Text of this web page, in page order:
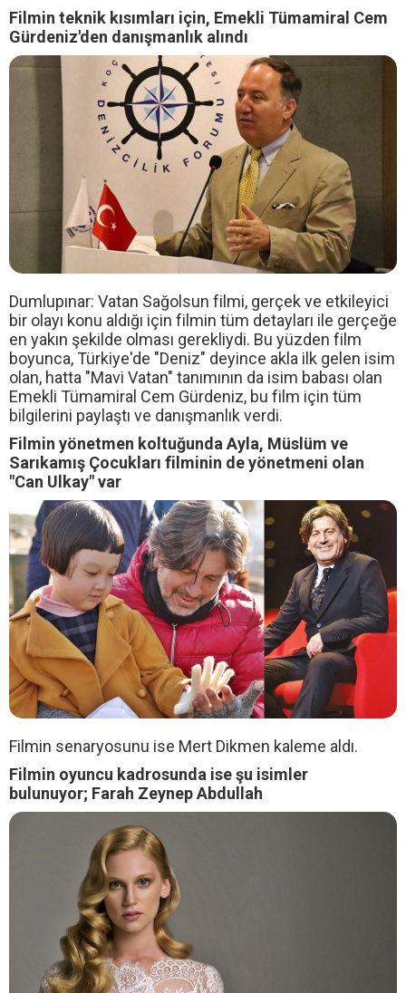
Filmin teknik kısımları için, Emekli Tümamiral Cem
Gürdeniz'den danışmanlık alındı
Dumlupınar: Vatan Sağolsun filmi, gerçek ve etkileyici
bir olayı konu aldığı için filmin tüm detayları ile gerçeğe
en yakın şekilde olması gerekliydi. Bu yüzden film
boyunca, Türkiye'de "Deniz" deyince akla ilk gelen isim
olan, hatta "Mavi Vatan" tanımının da isim babası olan
Emekli Tümamiral Cem Gürdeniz, bu film için tüm
bilgilerini paylaştı ve danışmanlık verdi.
Filmin yönetmen koltuğunda Ayla, Müslüm ve
Sarıkamış Çocukları filminin de yönetmeni olan
"Can Ulkay" var
Filmin senaryosunu ise Mert Dikmen kaleme aldı.
Filmin oyuncu kadrosunda ise şu isimler
bulunuyor; Farah Zeynep Abdullah